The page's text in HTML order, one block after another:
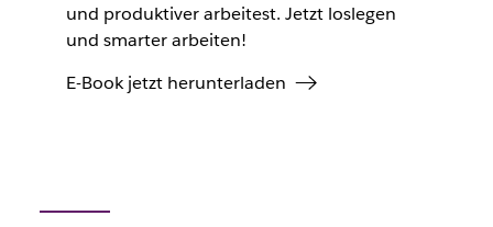
und produktiver arbeitest. Jetzt loslegen
und smarter arbeiten!
E-Book jetzt herunterladen